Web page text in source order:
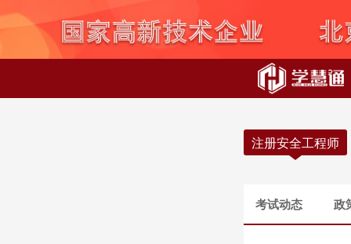
注册安全工程师
考试动态 政
来源：学慧通